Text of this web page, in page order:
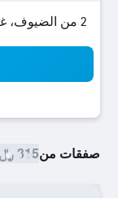
2 من الضيوف، غرفة واحدة
صفقات من315 ﷼